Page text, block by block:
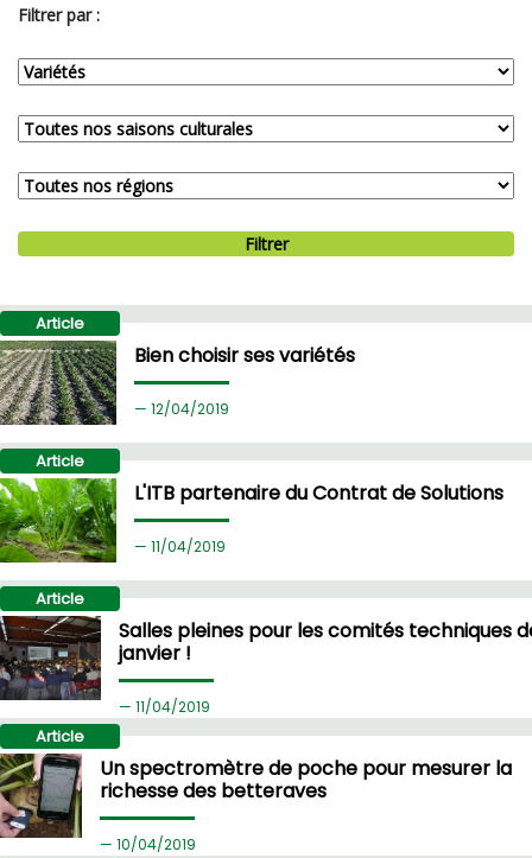
Filtrer par :
Filtrer
Article
Bien choisir ses variétés
12/04/2019
Article
L'ITB partenaire du Contrat de Solutions
11/04/2019
Article
Salles pleines pour les comités techniques
janvier !
11/04/2019
Article
Un spectromètre de poche pour mesurer la
richesse des betteraves
10/04/2019